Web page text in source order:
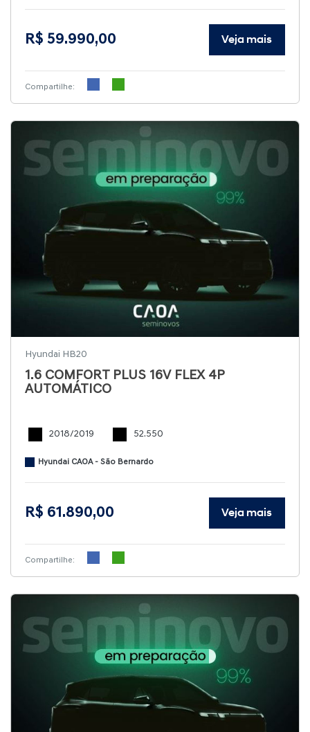
R$ 59.990,00 Veja mais
Compartilhe:
Hyundai HB20
1.6 COMFORT PLUS 16V FLEX 4P
AUTOMÁTICO
2018/2019 52.550
Hyundai CAOA - São Bernardo
R$ 61.890,00 Veja mais
Compartilhe: